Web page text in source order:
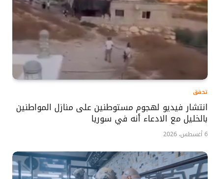
تحقق
انتشار فيديو لهجوم مستوطنين على منازل المواطنين
بالخليل مع الادعاء أنه في سوريا
6 أغسطس، 2026